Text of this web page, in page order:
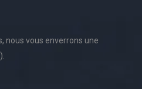
nous vous enverrons une